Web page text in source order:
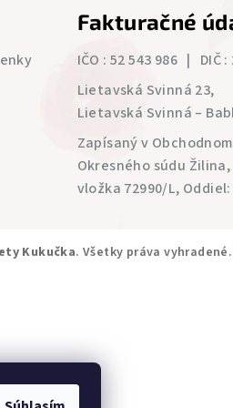
Fakturačné
IČO : 52 543 986 | DIČ :
Lietavská Svinná 23,
Lietavská Svinná –
Zapísaný v
Okresného súdu Žilina,
vložka 72990/L,
Kukučka. Všetky práva vyhradené.